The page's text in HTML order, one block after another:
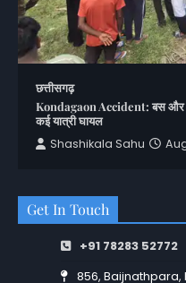
छत्तीसगढ़
Kondagaon Accident: बस और
कई यात्री घायल
Shashikala Sahu
Get In Touch
+91 78283 52772
856, Baijnathpara,